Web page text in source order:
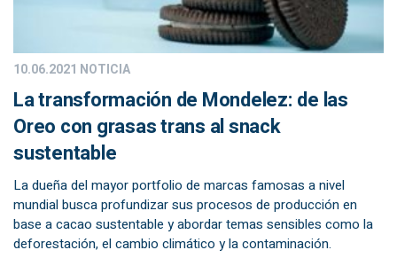
10.06.2021 NOTICIA
La transformación de Mondelez: de las
Oreo con grasas trans al snack
sustentable
La dueña del mayor portfolio de marcas famosas a nivel
mundial busca profundizar sus procesos de producción en
base a cacao sustentable y abordar temas sensibles como la
deforestación, el cambio climático y la contaminación.